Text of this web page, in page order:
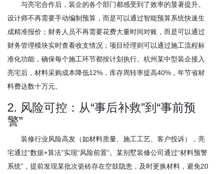
与亮宅合作后，装企的各个部门都感受到了效率的显著提升。
设计师不再需要手动编制预算，而是可以通过智能预算系统快速生
成精准报价；财务人员不再需要花费大量时间对账，而是可以通过
财务管理模块实时查看收支情况；项目经理则可以通过施工流程标
准化功能，确保每个施工环节都按计划执行。杭州某中型装企接入
亮宅后，材料采购成本降低12%，库存周转率提高40%，年节省材
料费达数十万元。
2. 风险可控：从“事后补救”到“事前预
警”
装修行业风险高发（如材料质量、施工工艺、客户投诉），亮
宅通过“数据+算法”实现“风险前置”。某别墅装修公司通过“材料预警
系统”，提前发现某批次瓷砖存在空鼓隐患，及时更换材料，避免20